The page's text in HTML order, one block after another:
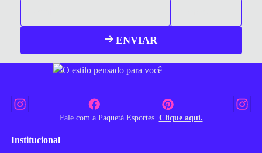
ENVIAR
Fale com a Paquetá Esportes. Clique aqui.
Institucional